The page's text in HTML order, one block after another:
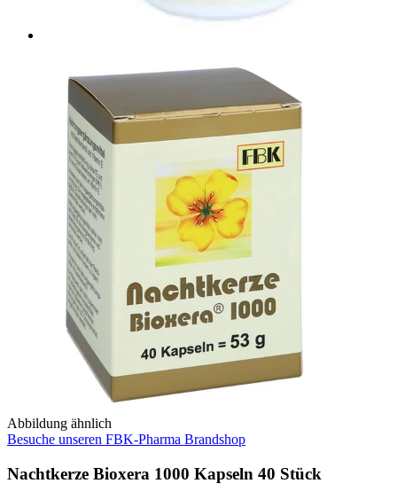
Abbildung ähnlich
Besuche unseren FBK-Pharma Brandshop
Nachtkerze Bioxera 1000 Kapseln 40 Stück